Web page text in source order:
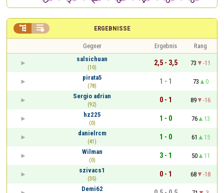
ERGEBNISSE
 
Gegner Ergebnis
Rang
salsichuan
(10)
2,5 - 3,5 73
-11
pirata5
(78)
1 - 1 73
0
Sergio adrian
(92)
0 - 1 89
-16
hz225
(0)
1 - 0 76
13
danielrcm
(41)
1 - 0 61
15
Wilman
(0)
3 - 1 50
11
szivacs1
(35)
0 - 1 68
-18
Demi62